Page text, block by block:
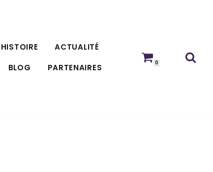
ACTUALITÉ
BLOG PARTENAIRES 0